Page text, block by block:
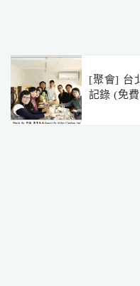
[聚會] 台
記錄 (免